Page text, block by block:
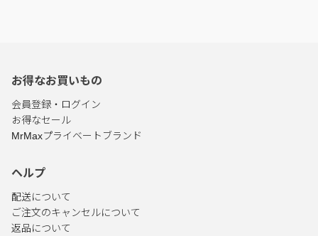
お得なお買いもの
会員登録・ログイン
お得なセール
MrMaxプライベートブランド
ヘルプ
配送について
ご注文のキャンセルについて
返品について